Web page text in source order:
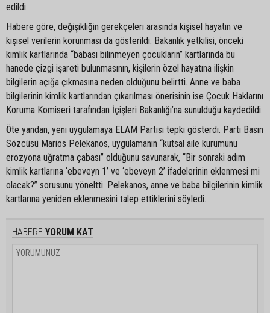
edildi.
Habere göre, değişikliğin gerekçeleri arasında kişisel hayatın ve
kişisel verilerin korunması da gösterildi. Bakanlık yetkilisi, önceki
kimlik kartlarında “babası bilinmeyen çocukların” kartlarında bu
hanede çizgi işareti bulunmasının, kişilerin özel hayatına ilişkin
bilgilerin açığa çıkmasına neden olduğunu belirtti. Anne ve baba
bilgilerinin kimlik kartlarından çıkarılması önerisinin ise Çocuk Haklarını
Koruma Komiseri tarafından İçişleri Bakanlığı’na sunulduğu kaydedildi.
Öte yandan, yeni uygulamaya ELAM Partisi tepki gösterdi. Parti Basın
Sözcüsü Marios Pelekanos, uygulamanın “kutsal aile kurumunu
erozyona uğratma çabası” olduğunu savunarak, “Bir sonraki adım
kimlik kartlarına ‘ebeveyn 1’ ve ‘ebeveyn 2’ ifadelerinin eklenmesi mi
olacak?” sorusunu yöneltti. Pelekanos, anne ve baba bilgilerinin kimlik
kartlarına yeniden eklenmesini talep ettiklerini söyledi.
HABERE YORUM KAT